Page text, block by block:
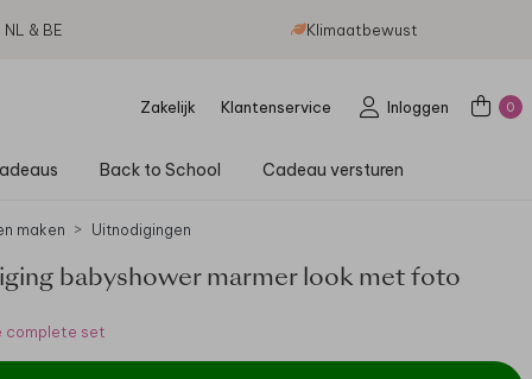
& BE Klimaatbewust
Zakelijk Klantenservice Inloggen 0
Back to School Cadeau versturen
maken Uitnodigingen
babyshower marmer look met foto
complete set